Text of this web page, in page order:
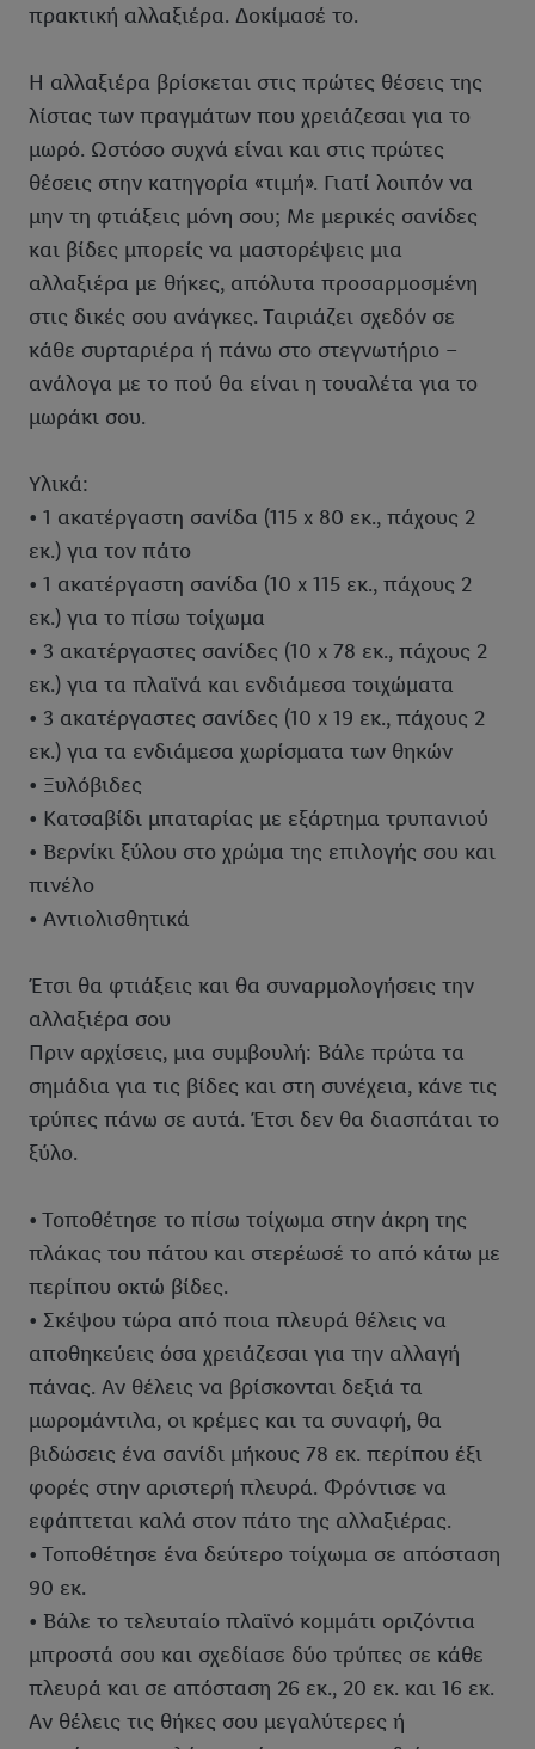
πρακτική αλλαξιέρα. Δοκίμασέ το.
Η αλλαξιέρα βρίσκεται στις πρώτες θέσεις της
λίστας των πραγμάτων που χρειάζεσαι για το
μωρό. Ωστόσο συχνά είναι και στις πρώτες
θέσεις στην κατηγορία «τιμή». Γιατί λοιπόν να
μην τη φτιάξεις μόνη σου; Με μερικές σανίδες
και βίδες μπορείς να μαστορέψεις μια
αλλαξιέρα με θήκες, απόλυτα προσαρμοσμένη
στις δικές σου ανάγκες. Ταιριάζει σχεδόν σε
κάθε συρταριέρα ή πάνω στο στεγνωτήριο –
ανάλογα με το πού θα είναι η τουαλέτα για το
μωράκι σου.
Υλικά:
• 1 ακατέργαστη σανίδα (115 x 80 εκ., πάχους 2
εκ.) για τον πάτο
• 1 ακατέργαστη σανίδα (10 x 115 εκ., πάχους 2
εκ.) για το πίσω τοίχωμα
• 3 ακατέργαστες σανίδες (10 x 78 εκ., πάχους 2
εκ.) για τα πλαϊνά και ενδιάμεσα τοιχώματα
• 3 ακατέργαστες σανίδες (10 x 19 εκ., πάχους 2
εκ.) για τα ενδιάμεσα χωρίσματα των θηκών
• Ξυλόβιδες
• Κατσαβίδι μπαταρίας με εξάρτημα τρυπανιού
• Βερνίκι ξύλου στο χρώμα της επιλογής σου και
πινέλο
• Αντιολισθητικά
Έτσι θα φτιάξεις και θα συναρμολογήσεις την
αλλαξιέρα σου
Πριν αρχίσεις, μια συμβουλή: Βάλε πρώτα τα
σημάδια για τις βίδες και στη συνέχεια, κάνε τις
τρύπες πάνω σε αυτά. Έτσι δεν θα διασπάται το
ξύλο.
• Τοποθέτησε το πίσω τοίχωμα στην άκρη της
πλάκας του πάτου και στερέωσέ το από κάτω με
περίπου οκτώ βίδες.
• Σκέψου τώρα από ποια πλευρά θέλεις να
αποθηκεύεις όσα χρειάζεσαι για την αλλαγή
πάνας. Αν θέλεις να βρίσκονται δεξιά τα
μωρομάντιλα, οι κρέμες και τα συναφή, θα
βιδώσεις ένα σανίδι μήκους 78 εκ. περίπου έξι
φορές στην αριστερή πλευρά. Φρόντισε να
εφάπτεται καλά στον πάτο της αλλαξιέρας.
• Τοποθέτησε ένα δεύτερο τοίχωμα σε απόσταση
90 εκ.
• Βάλε το τελευταίο πλαϊνό κομμάτι οριζόντια
μπροστά σου και σχεδίασε δύο τρύπες σε κάθε
πλευρά και σε απόσταση 26 εκ., 20 εκ. και 16 εκ.
Αν θέλεις τις θήκες σου μεγαλύτερες ή